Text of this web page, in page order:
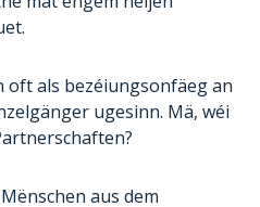
oft als bezéiungsonfäeg an
ugesinn. Mä, wéi
aus dem